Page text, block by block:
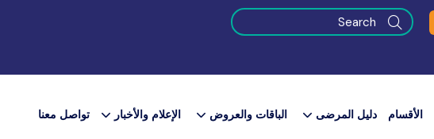
الأقسام دليل المرضى الباقات والعروض​ الإعلام والأخبار تواصل معنا